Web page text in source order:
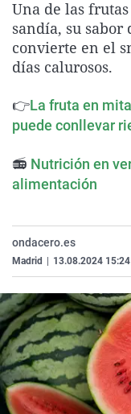
Una de las
sandía, su
convierte en el
días calurosos.
👉La fruta en
puede conllevar
📻 Nutrición en
alimentación
ondacero.es
Madrid 13.08.2024 15:24